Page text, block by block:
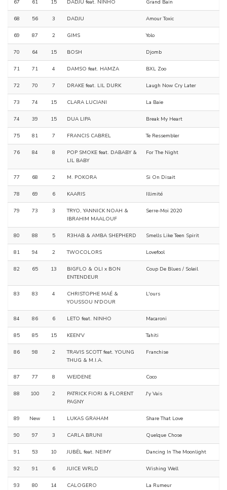
67 61 15 DADJU feat. NINHO Grand Bain
68 56 3 DADJU Amour Toxic
69 87 2 GIMS Yolo
70 64 15 BOSH Djomb
71 71 4 DAMSO feat. HAMZA BXL Zoo
72 70 7 DRAKE feat. LIL DURK Laugh Now Cry Later
73 74 15 CLARA LUCIANI La Baie
74 39 15 DUA LIPA Break My Heart
75 81 7 FRANCIS CABREL Te Ressembler
76 84 8
POP SMOKE feat. DABABY &
LIL BABY
For The Night
77 68 2 M. POKORA Si On Disait
78 69 6 KAARIS Illimité
79 73 3
TRYO, YANNICK NOAH &
IBRAHIM MAALOUF
Serre-Moi 2020
80 88 5 R3HAB & AMBA SHEPHERD Smells Like Teen Spirit
81 94 2 TWOCOLORS Lovefool
82 65 13
BIGFLO & OLI x BON
ENTENDEUR
Coup De Blues / Soleil
83 83 4
CHRISTOPHE MAÉ &
YOUSSOU N'DOUR
L'ours
84 86 6 LETO feat. NINHO Macaroni
85 85 15 KEEN'V Tahiti
86 98 2
TRAVIS SCOTT feat. YOUNG
THUG & M.I.A.
Franchise
87 77 8 WEJDENE Coco
88 100 2
PATRICK FIORI & FLORENT
PAGNY
J'y Vais
89 New 1 LUKAS GRAHAM Share That Love
90 97 3 CARLA BRUNI Quelque Chose
91 53 10 JUBËL feat. NEIMY Dancing In The Moonlight
92 91 6 JUICE WRLD Wishing Well
93 80 14 CALOGERO La Rumeur